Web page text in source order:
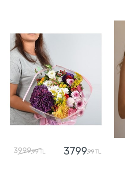
3999,99 TL 3799,99 TL